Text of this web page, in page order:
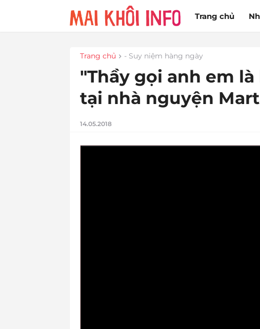
Trang chủ
Trang chủ - Suy niệm hàng ngày
"Thầy gọi anh em
tại nhà nguyện
14.05.2018